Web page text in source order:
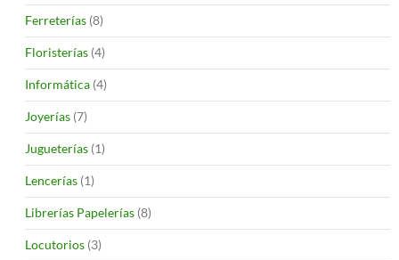
Ferreterías (8)
Floristerías (4)
Informática (4)
Joyerías (7)
Jugueterías (1)
Lencerías (1)
Librerías Papelerías (8)
Locutorios (3)